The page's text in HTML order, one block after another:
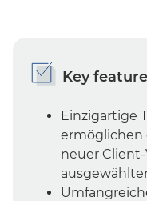
Key
Einzigartige
ermöglichen
neuer